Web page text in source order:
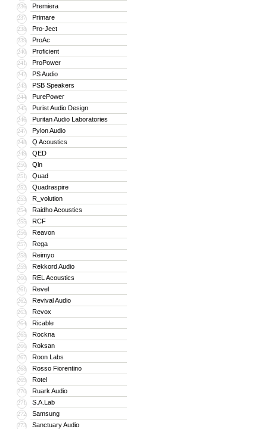
236 Premiera
237 Primare
238 Pro-Ject
239 ProAc
240 Proficient
241 ProPower
242 PS Audio
243 PSB Speakers
244 PurePower
245 Purist Audio Design
246 Puritan Audio Laboratories
247 Pylon Audio
248 Q Acoustics
249 QED
250 Qln
251 Quad
252 Quadraspire
253 R_volution
254 Raidho Acoustics
255 RCF
256 Reavon
257 Rega
258 Reimyo
259 Rekkord Audio
260 REL Acoustics
261 Revel
262 Revival Audio
263 Revox
264 Ricable
265 Rockna
266 Roksan
267 Roon Labs
268 Rosso Fiorentino
269 Rotel
270 Ruark Audio
271 S.A.Lab
272 Samsung
273 Sanctuary Audio